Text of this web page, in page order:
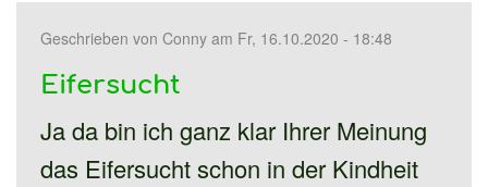
Geschrieben von Conny am Fr, 16.10.2020 - 18:48
Eifersucht
Ja da bin ich ganz klar Ihrer Meinung
das Eifersucht schon in der Kindheit